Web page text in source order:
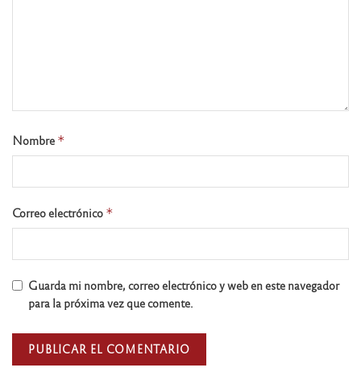
Nombre *
Correo electrónico *
Guarda mi nombre, correo electrónico y web en este navegador
para la próxima vez que comente.